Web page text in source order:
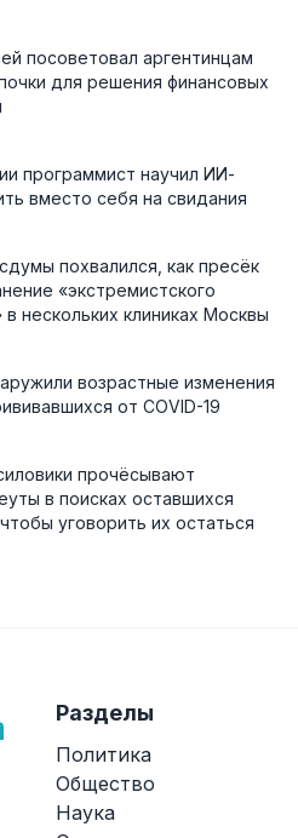
посоветовал аргентинцам
для решения финансовых
программист научил ИИ-
вместо себя на свидания
похвалился, как пресёк
«экстремистского
нескольких клиниках Москвы
возрастные изменения
от COVID-19
прочёсывают
в поисках оставшихся
уговорить их остаться
Разделы
Политика
Общество
Наука